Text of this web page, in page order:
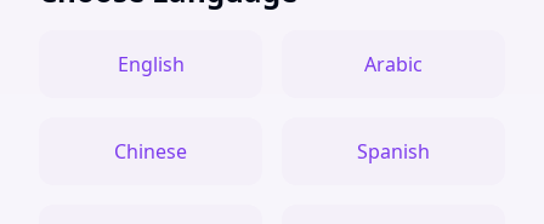
English Arabic
Chinese Spanish